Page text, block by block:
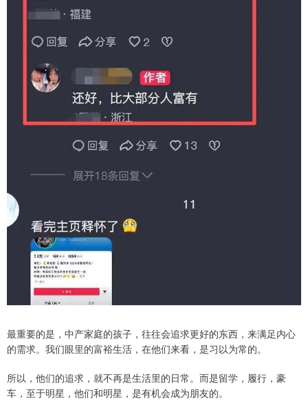
最重要的是，中产家庭的孩子，往往会追求更好的东西，来满足内心
的需求。我们眼里的富裕生活，在他们来看，是习以为常的。
所以，他们的追求，就不再是生活里的日常。而是留学，履行，豪
车，至于明星，他们和明星，是有机会成为朋友的。